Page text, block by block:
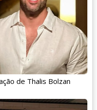
de Thalis Bolzan